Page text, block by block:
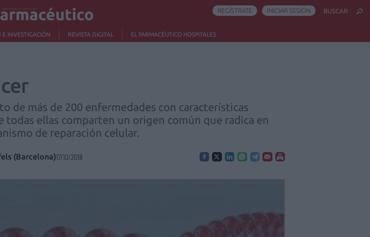
E INVESTIGACIÓN REVISTA DIGITAL EL FARMACÉUTICO HOSPITALES
REGÍSTRATE INICIAR SESIÓN BUSCAR
de más de 200 enfermedades con características
ellas comparten un origen común que radica en
de reparación celular.
(Barcelona)17/10/2018